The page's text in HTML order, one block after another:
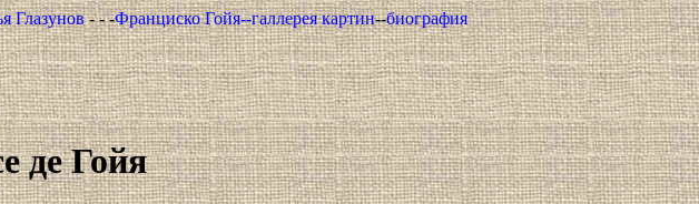
Глазунов- - -Франциско Гойя--галлерея картин--биография
де Гойя